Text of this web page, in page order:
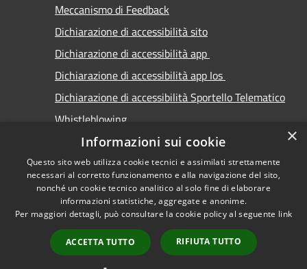
Meccanismo di Feedback
Dichiarazione di accessibilità sito
Dichiarazione di accessibilità app
Dichiarazione di accessibilità app Ios
Dichiarazione di accessibilità Sportello Telematico
Whistleblowing
Accessibilità
Copyright © 2026 • Comune di
Carimate • Powered by
Municipium•
Accesso
redazione
×
Informazioni sui cookie
Questo sito web utilizza cookie tecnici e assimilati strettamente
necessari al corretto funzionamento e alla navigazione del sito,
nonché un cookie tecnico analitico al solo fine di elaborare
informazioni statistiche, aggregate e anonime.
Per maggiori dettagli, può consultare la cookie policy al seguente link
ACCETTA TUTTO RIFIUTA TUTTO